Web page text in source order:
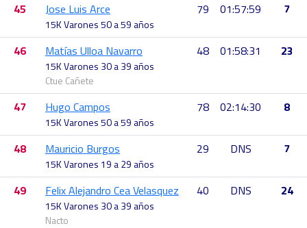
45 Jose Luis Arce
15K Varones 50 a 59 años
79 01:57:59 7
46 Matías Ulloa Navarro
15K Varones 30 a 39 años
Ctue Cañete
48 01:58:31 23
47 Hugo Campos
15K Varones 50 a 59 años
78 02:14:30 8
48 Mauricio Burgos
15K Varones 19 a 29 años
29 DNS 7
49 Felix Alejandro Cea Velasquez
15K Varones 30 a 39 años
Nacto
40 DNS 24